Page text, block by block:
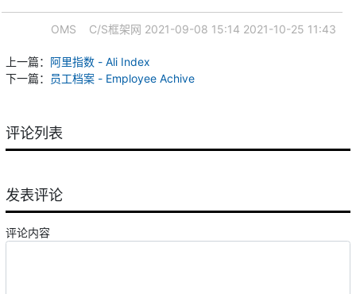
OMS C/S框架网 2021-09-08 15:14 2021-10-25 11:43
上一篇： 阿里指数 - Ali Index
下一篇：
员工档案 - Employee Achive
评论列表
发表评论
评论内容